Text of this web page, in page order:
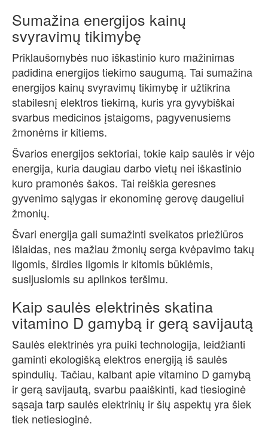
Sumažina energijos kainų
svyravimų tikimybę
Priklaušomybės nuo iškastinio kuro mažinimas
padidina energijos tiekimo saugumą. Tai sumažina
energijos kainų svyravimų tikimybę ir užtikrina
stabilesnį elektros tiekimą, kuris yra gyvybiškai
svarbus medicinos įstaigoms, pagyvenusiems
žmonėms ir kitiems.
Švarios energijos sektoriai, tokie kaip saulės ir vėjo
energija, kuria daugiau darbo vietų nei iškastinio
kuro pramonės šakos. Tai reiškia geresnes
gyvenimo sąlygas ir ekonominę gerovę daugeliui
žmonių.
Švari energija gali sumažinti sveikatos priežiūros
išlaidas, nes mažiau žmonių serga kvėpavimo takų
ligomis, širdies ligomis ir kitomis būklėmis,
susijusiomis su aplinkos teršimu.
Kaip saulės elektrinės skatina
vitamino D gamybą ir gerą savijautą
Saulės elektrinės yra puiki technologija, leidžianti
gaminti ekologišką elektros energiją iš saulės
spindulių. Tačiau, kalbant apie vitamino D gamybą
ir gerą savijautą, svarbu paaiškinti, kad tiesioginė
sąsaja tarp saulės elektrinių ir šių aspektų yra šiek
tiek netiesioginė.